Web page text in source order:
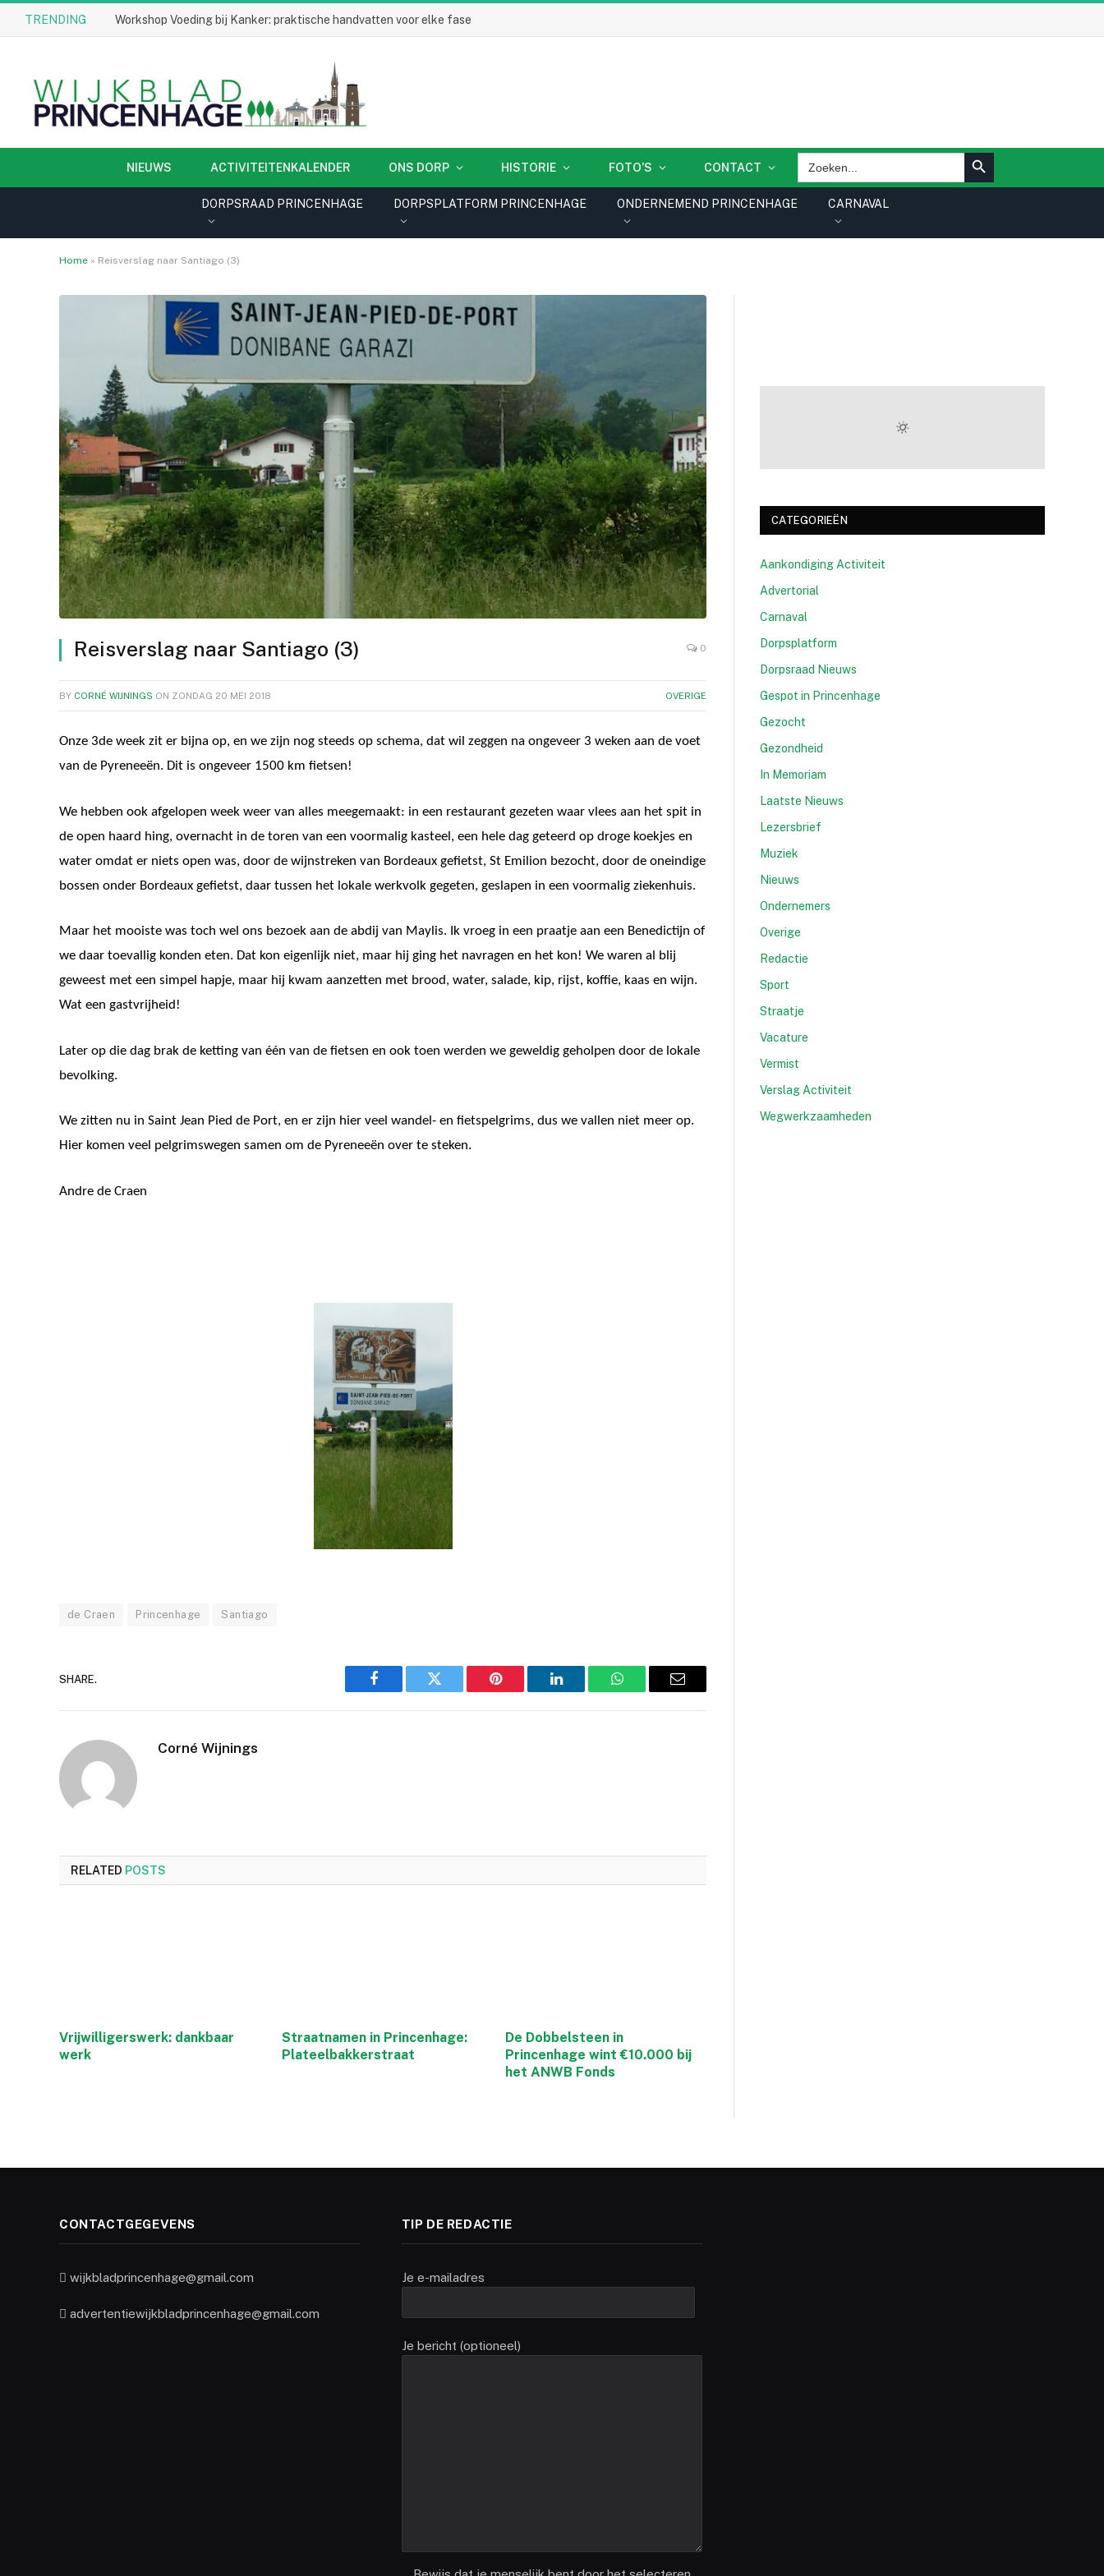
TRENDING Workshop Voeding bij Kanker: praktische handvatten voor elke fase
NIEUWS ACTIVITEITENKALENDER ONS DORP HISTORIE FOTO’S CONTACT
Zoek
naar:
ZOEKKNOP
DORPSRAAD PRINCENHAGE DORPSPLATFORM PRINCENHAGE ONDERNEMEND PRINCENHAGE CARNAVAL
Home » Reisverslag naar Santiago (3)
Reisverslag naar Santiago (3) 0
BY CORNÉ WIJNINGS ON ZONDAG 20 MEI 2018 OVERIGE
Onze 3de week zit er bijna op, en we zijn nog steeds op schema, dat wil zeggen na ongeveer 3 weken aan de voet
van de Pyreneeën. Dit is ongeveer 1500 km fietsen!
We hebben ook afgelopen week weer van alles meegemaakt: in een restaurant gezeten waar vlees aan het spit in
de open haard hing, overnacht in de toren van een voormalig kasteel, een hele dag geteerd op droge koekjes en
water omdat er niets open was, door de wijnstreken van Bordeaux gefietst, St Emilion bezocht, door de oneindige
bossen onder Bordeaux gefietst, daar tussen het lokale werkvolk gegeten, geslapen in een voormalig ziekenhuis.
Maar het mooiste was toch wel ons bezoek aan de abdij van Maylis. Ik vroeg in een praatje aan een Benedictijn of
we daar toevallig konden eten. Dat kon eigenlijk niet, maar hij ging het navragen en het kon! We waren al blij
geweest met een simpel hapje, maar hij kwam aanzetten met brood, water, salade, kip, rijst, koffie, kaas en wijn.
Wat een gastvrijheid!
Later op die dag brak de ketting van één van de fietsen en ook toen werden we geweldig geholpen door de lokale
bevolking.
We zitten nu in Saint Jean Pied de Port, en er zijn hier veel wandel- en fietspelgrims, dus we vallen niet meer op.
Hier komen veel pelgrimswegen samen om de Pyreneeën over te steken.
Andre de Craen
de Craen Princenhage Santiago
SHARE.
Facebook Twitter Pinterest LinkedIn WhatsAppEmail
Corné Wijnings
RELATED POSTS
Vrijwilligerswerk: dankbaar
werk
Straatnamen in Princenhage:
Plateelbakkerstraat
De Dobbelsteen in
Princenhage wint €10.000 bij
het ANWB Fonds
CATEGORIEËN
Aankondiging Activiteit
Advertorial
Carnaval
Dorpsplatform
Dorpsraad Nieuws
Gespot in Princenhage
Gezocht
Gezondheid
In Memoriam
Laatste Nieuws
Lezersbrief
Muziek
Nieuws
Ondernemers
Overige
Redactie
Sport
Straatje
Vacature
Vermist
Verslag Activiteit
Wegwerkzaamheden
CONTACTGEGEVENS
wijkbladprincenhage@gmail.com
advertentiewijkbladprincenhage@gmail.com
TIP DE REDACTIE
Je e-mailadres
Je bericht (optioneel)